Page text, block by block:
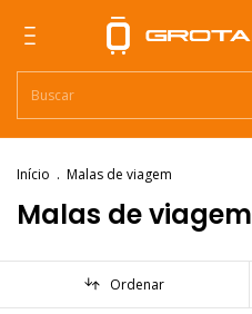
Início . Malas de viagem
Malas de viagem
Ordenar